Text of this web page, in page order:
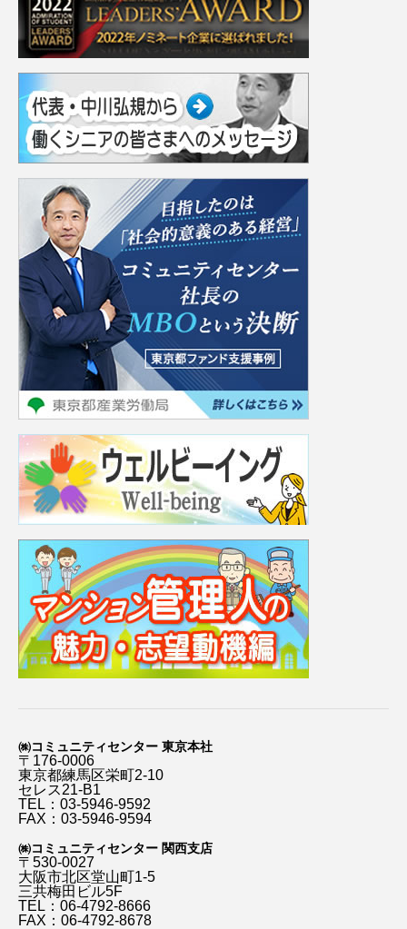
㈱コミュニティセンター 東京本社
〒176-0006
東京都練馬区栄町2-10
セレス21-B1
TEL：03-5946-9592
FAX：03-5946-9594
㈱コミュニティセンター 関西支店
〒530-0027
大阪市北区堂山町1-5
三共梅田ビル5F
TEL：06-4792-8666
FAX：06-4792-8678